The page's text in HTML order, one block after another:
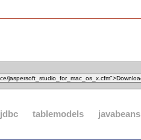
jdbc tablemodels javabeans